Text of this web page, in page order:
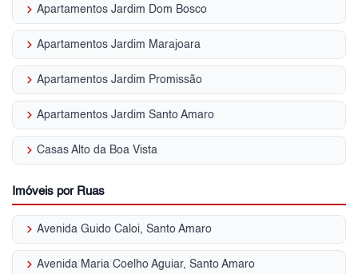
keyboard_arrow_right Apartamentos Jardim Dom Bosco
keyboard_arrow_right Apartamentos Jardim Marajoara
keyboard_arrow_right Apartamentos Jardim Promissão
keyboard_arrow_right Apartamentos Jardim Santo Amaro
keyboard_arrow_right Casas Alto da Boa Vista
Imóveis por Ruas
keyboard_arrow_right Avenida Guido Caloi, Santo Amaro
keyboard_arrow_right Avenida Maria Coelho Aguiar, Santo Amaro